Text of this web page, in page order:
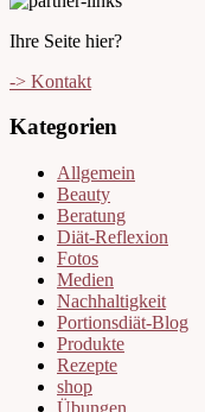
Ihre Seite hier?
-> Kontakt
Kategorien
Allgemein
Beauty
Beratung
Diät-Reflexion
Fotos
Medien
Nachhaltigkeit
Portionsdiät-Blog
Produkte
Rezepte
shop
Übungen